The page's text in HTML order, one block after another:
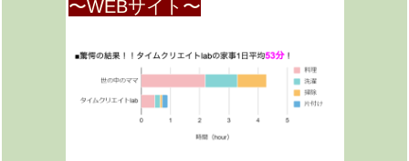
〜WEBサイト〜